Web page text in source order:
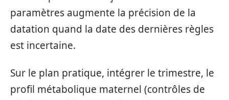
paramètres augmente la précision de la
datation quand la date des dernières règles
est incertaine.
Sur le plan pratique, intégrer le trimestre, le
profil métabolique maternel (contrôles de